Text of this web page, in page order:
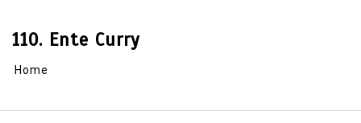
110. Ente Curry
Home